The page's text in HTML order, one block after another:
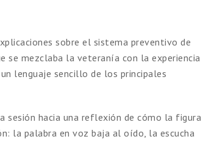
sobre el sistema preventivo de
se mezclaba la veteranía con la experiencia
lenguaje sencillo de los principales
sesión hacia una reflexión de cómo la figura
la palabra en voz baja al oído, la escucha